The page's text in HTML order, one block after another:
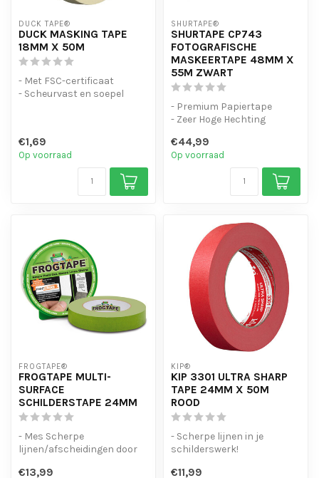
DUCK TAPE®
DUCK MASKING TAPE
18MM X 50M
- Met FSC-certificaat
- Scheurvast en soepel
€1,69
Op voorraad
SHURTAPE®
SHURTAPE CP743
FOTOGRAFISCHE
MASKEERTAPE 48MM X
55M ZWART
- Premium Papiertape
- Zeer Hoge Hechting
fotografische M...
€44,99
Op voorraad
FROGTAPE®
FROGTAPE MULTI-
SURFACE
SCHILDERSTAPE 24MM
- Mes Scherpe
lijnen/afscheidingen door
- Gebruik voor...
€13,99
KIP®
KIP 3301 ULTRA SHARP
TAPE 24MM X 50M
ROOD
- Scherpe lijnen in je
schilderswerk!
vochtbestendig
€11,99